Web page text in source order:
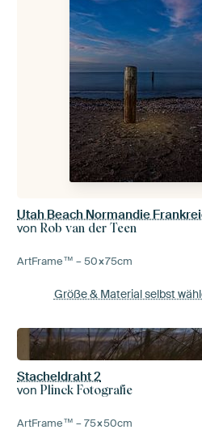
Utah Beach Normandie
vonRob van der Teen
ArtFrame™ –50×75cm
Größe & Material selbst
Stacheldraht 2
vonPlinck Fotografie
ArtFrame™ –75×50cm